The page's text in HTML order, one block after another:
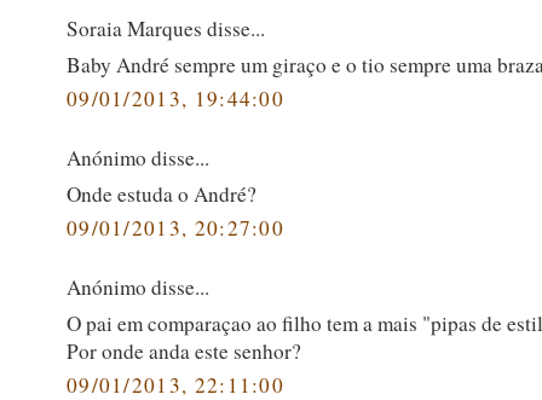
Soraia Marques disse...
Baby André sempre um giraço e o tio sempre uma
09/01/2013, 19:44:00
Anónimo disse...
Onde estuda o André?
09/01/2013, 20:27:00
Anónimo disse...
O pai em comparaçao ao filho tem a mais "pipas de
Por onde anda este senhor?
09/01/2013, 22:11:00